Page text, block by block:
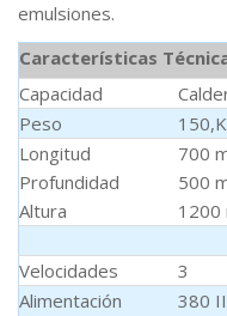
emulsiones.
Características
Capacidad
Peso
Longitud
Profundidad
Altura
700
500
1200
Velocidades
3
Alimentación
380